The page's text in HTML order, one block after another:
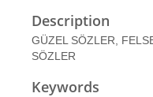
Description
GÜZEL SÖZLER,
SÖZLER
Keywords